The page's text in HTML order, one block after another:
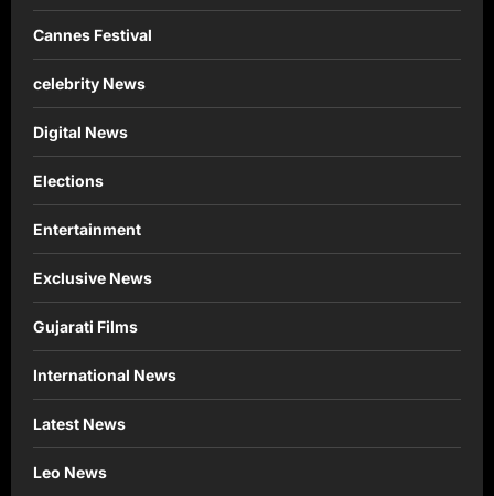
Cannes Festival
celebrity News
Digital News
Elections
Entertainment
Exclusive News
Gujarati Films
International News
Latest News
Leo News